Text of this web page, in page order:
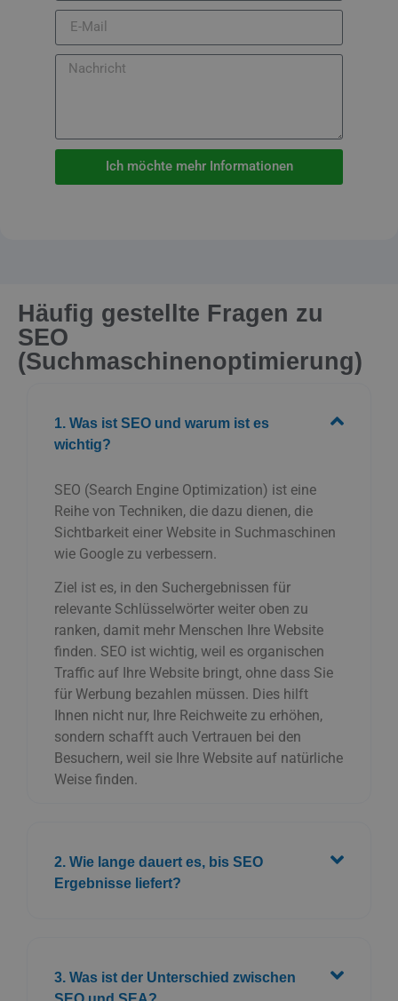
Ich möchte mehr Informationen
Häufig gestellte Fragen zu
SEO
(Suchmaschinenoptimierung)
1. Was ist SEO und warum ist es
wichtig?
SEO (Search Engine Optimization) ist eine
Reihe von Techniken, die dazu dienen, die
Sichtbarkeit einer Website in Suchmaschinen
wie Google zu verbessern.
Ziel ist es, in den Suchergebnissen für
relevante Schlüsselwörter weiter oben zu
ranken, damit mehr Menschen Ihre Website
finden. SEO ist wichtig, weil es organischen
Traffic auf Ihre Website bringt, ohne dass Sie
für Werbung bezahlen müssen. Dies hilft
Ihnen nicht nur, Ihre Reichweite zu erhöhen,
sondern schafft auch Vertrauen bei den
Besuchern, weil sie Ihre Website auf natürliche
Weise finden.
2. Wie lange dauert es, bis SEO
Ergebnisse liefert?
3. Was ist der Unterschied zwischen